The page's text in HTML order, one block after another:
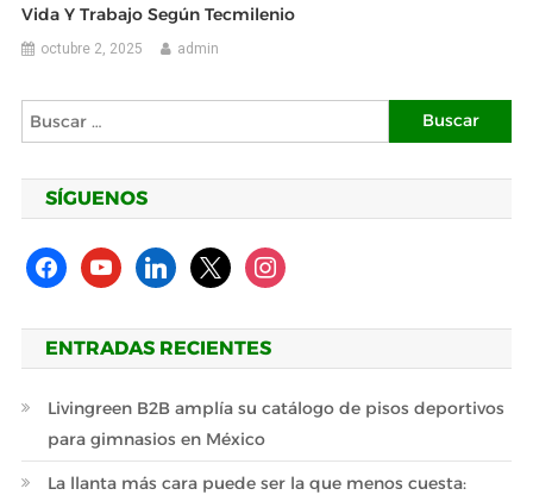
Vida Y Trabajo Según Tecmilenio
octubre 2, 2025 admin
Buscar:
SÍGUENOS
facebookyoutubelinkedin
x instagram
ENTRADAS RECIENTES
Livingreen B2B amplía su catálogo de pisos deportivos
para gimnasios en México
La llanta más cara puede ser la que menos cuesta: